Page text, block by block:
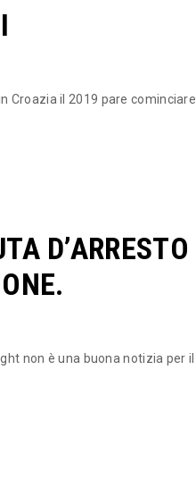
Croazia il 2019 pare cominciare
D’ARRESTO
non è una buona notizia per il